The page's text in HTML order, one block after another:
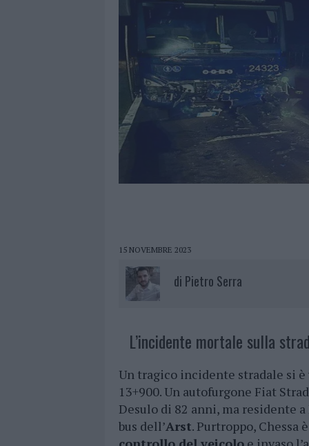
15 NOVEMBRE 2023
di Pietro Serra
L’incidente mortale sulla
Un tragico incidente stradale si
13+900. Un autofurgone Fiat
Desulo di 82 anni, ma residente
bus dell’Arst. Purtroppo, Chessa